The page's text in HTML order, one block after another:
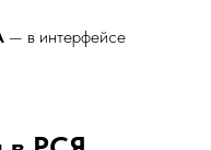
— в интерфейсе